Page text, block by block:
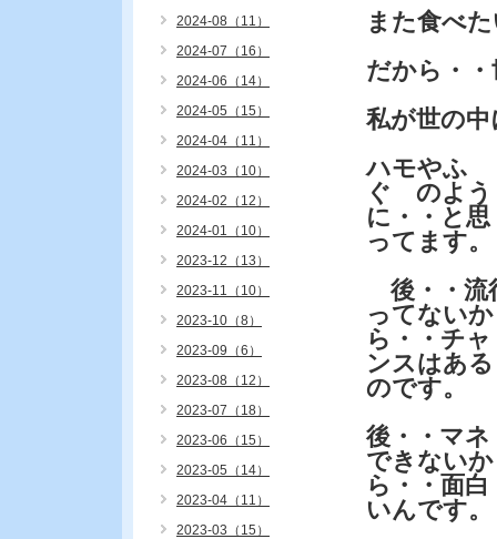
また食べ
だから・
私が世の
ハモやふ
ぐ のよう
に・・と思
ってます。
後・・流
ってないか
ら・・チャ
ンスはある
のです。
後・・マネ
できないか
ら・・面白
いんです。
2024-08（11）
2024-07（16）
2024-06（14）
2024-05（15）
2024-04（11）
2024-03（10）
2024-02（12）
2024-01（10）
2023-12（13）
2023-11（10）
2023-10（8）
2023-09（6）
2023-08（12）
2023-07（18）
2023-06（15）
2023-05（14）
2023-04（11）
2023-03（15）